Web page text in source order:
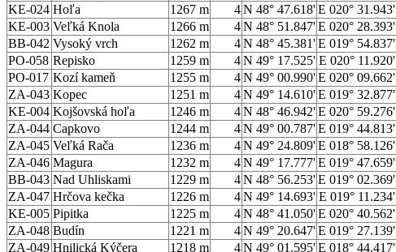
KE-024 Hoľa 1267 m 4N 48° 47.618'E 020° 31.943'
KE-003 Veľká Knola 1266 m 4N 48° 51.847'E 020° 28.393'
BB-042 Vysoký vrch 1262 m 4N 48° 45.381'E 019° 54.837'
PO-058 Repisko 1259 m 4N 49° 17.525' E 020° 11.920'
PO-017 Kozí kameň 1255 m 4N 49° 00.990'E 020° 09.662'
ZA-043 Kopec 1251 m 4N 49° 14.610'E 019° 32.877'
KE-004 Kojšovská hoľa 1246 m 4N 48° 46.942'E 020° 59.276'
ZA-044 Capkovo 1244 m 4N 49° 00.787'E 019° 44.813'
ZA-045 Veľká Rača 1236 m 4N 49° 24.809'E 018° 58.126'
ZA-046 Magura 1232 m 4N 49° 17.777'E 019° 47.659'
BB-043 Nad Uhliskami 1229 m 4N 48° 56.253'E 019° 02.369'
ZA-047 Hrčova kečka 1226 m 4N 49° 14.693' E 019° 11.234'
KE-005 Pipitka 1225 m 4N 48° 41.050'E 020° 40.562'
ZA-048 Budín 1221 m 4N 49° 20.647'E 019° 27.139'
ZA-049 Hnilická Kýčera 1218 m 4N 49° 01.595'E 018° 44.417'